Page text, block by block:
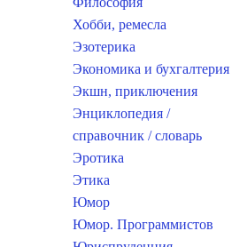
Хобби, ремесла
Эзотерика
Экономика и бухгалтерия
Экшн, приключения
Энциклопедия /
справочник / словарь
Эротика
Этика
Юмор
Юмор. Программистов